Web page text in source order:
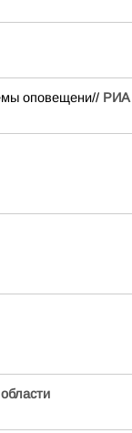
оповещени// РИА